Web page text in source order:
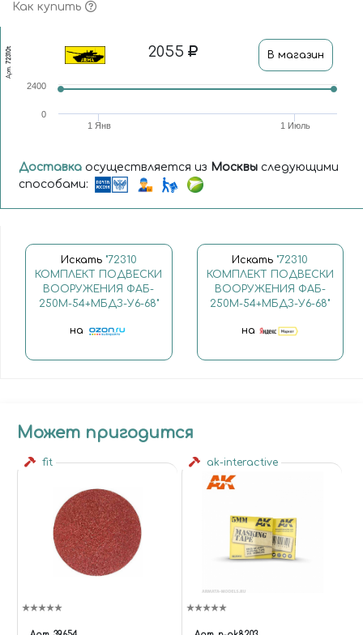
Как купить
Арт.
72310t 2055 В магазин
1 Янв 1 Июль
0
2400
Доставка осуществляется из Москвы следующими
способами:
Искать "72310
КОМПЛЕКТ ПОДВЕСКИ
ВООРУЖЕНИЯ ФАБ-
250М-54+МБДЗ-У6-68"
на
Искать "72310
КОМПЛЕКТ ПОДВЕСКИ
ВООРУЖЕНИЯ ФАБ-
250М-54+МБДЗ-У6-68"
на
Может пригодится
fit ak-interactive